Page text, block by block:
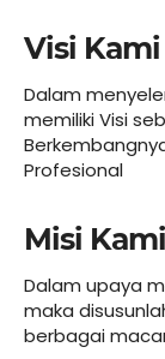
Visi Kami
Dalam
memiliki Visi
Profesional
Misi Kami
Dalam upaya
maka
berbagai